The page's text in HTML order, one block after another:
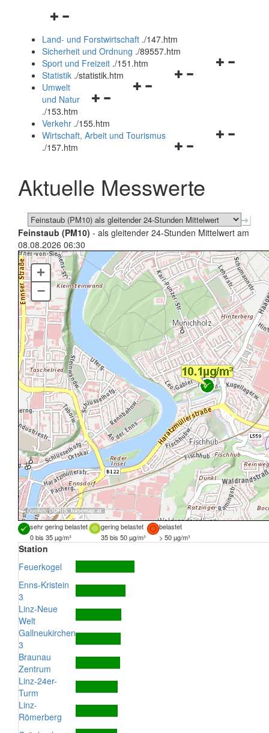
Navigationsmenü
und
schließen
Land- und Forstwirtschaft ./147.htm
Sicherheit und Ordnung ./89557.htm
Navigationsmenü
Sport und Freizeit ./151.htm
Navigationsmenü
Statistik ./statistik.htm
Navigationsmenü
und
schließen
Umwelt
und Natur
./153.htm
Verkehr ./155.htm
Navigationsmenü
schließen
Wirtschaft, Arbeit und Tourismus
./157.htm
Aktuelle Messwerte
Feinstaub (PM10) - als gleitender 24-Stunden Mittelwert am
08.08.2026 06:30
Quellen:DORIS, basemap.at
+
–
sehr gering belastet gering belastet
belastet
0 bis 35 µg/m³
35 bis 50 µg/m³ > 50 µg/m³
Station
Feuerkogel
Enns-Kristein
3
Linz-Neue
Welt
Gallneukirchen
3
Braunau
Zentrum
Linz-24er-
Turm
Linz-
Römerberg